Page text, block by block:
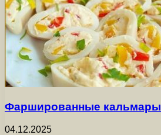
Фаршированные кальмары
04.12.2025